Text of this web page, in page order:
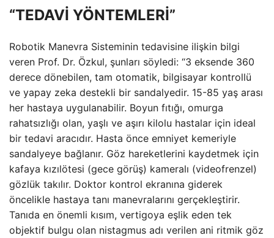
“TEDAVİ YÖNTEMLERİ”
Robotik Manevra Sisteminin tedavisine ilişkin bilgi
veren Prof. Dr. Özkul, şunları söyledi: “3 eksende 360 ​​
derece dönebilen, tam otomatik, bilgisayar kontrollü
ve yapay zeka destekli bir sandalyedir. 15-85 yaş arası
her hastaya uygulanabilir. Boyun fıtığı, omurga
rahatsızlığı olan, yaşlı ve aşırı kilolu hastalar için ideal
bir tedavi aracıdır. Hasta önce emniyet kemeriyle
sandalyeye bağlanır. Göz hareketlerini kaydetmek için
kafaya kızılötesi (gece görüş) kameralı (videofrenzel)
gözlük takılır. Doktor kontrol ekranına giderek
öncelikle hastaya tanı manevralarını gerçekleştirir.
Tanıda en önemli kısım, vertigoya eşlik eden tek
objektif bulgu olan nistagmus adı verilen ani ritmik göz